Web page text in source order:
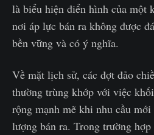
là biểu hiện điển hình của một
nơi áp lực bán ra không được
bền vững và có ý nghĩa.
Về mặt lịch sử, các đợt đảo
thường trùng khớp với việc
rộng mạnh mẽ khi nhu cầu
lượng bán ra. Trong trường